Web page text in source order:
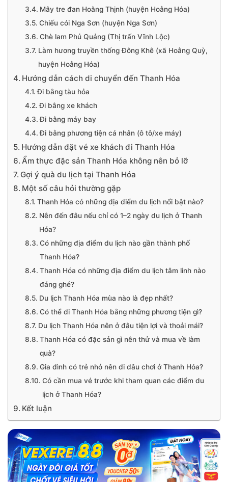
Mây tre đan Hoằng Thịnh (huyện Hoằng Hóa)
Chiếu cói Nga Sơn (huyện Nga Sơn)
Chè lam Phủ Quảng (Thị trấn Vĩnh Lộc)
Làm hương truyền thống Đông Khê (xã Hoằng Quỳ,
huyện Hoằng Hóa)
Hướng dẫn cách di chuyển đến Thanh Hóa
Đi bằng tàu hỏa
Đi bằng xe khách
Đi bằng máy bay
Đi bằng phương tiện cá nhân (ô tô/xe máy)
Hướng dẫn đặt vé xe khách đi Thanh Hóa
Ẩm thực đặc sản Thanh Hóa không nên bỏ lỡ
Gợi ý quà du lịch tại Thanh Hóa
Một số câu hỏi thường gặp
Thanh Hóa có những địa điểm du lịch nổi bật nào?
Nên đến đâu nếu chỉ có 1–2 ngày du lịch ở Thanh
Hóa?
Có những địa điểm du lịch nào gần thành phố
Thanh Hóa?
Thanh Hóa có những địa điểm du lịch tâm linh nào
đáng ghé?
Du lịch Thanh Hóa mùa nào là đẹp nhất?
Có thể đi Thanh Hóa bằng những phương tiện gì?
Du lịch Thanh Hóa nên ở đâu tiện lợi và thoải mái?
Thanh Hóa có đặc sản gì nên thử và mua về làm
quà?
Gia đình có trẻ nhỏ nên đi đâu chơi ở Thanh Hóa?
Có cần mua vé trước khi tham quan các điểm du
lịch ở Thanh Hóa?
Kết luận